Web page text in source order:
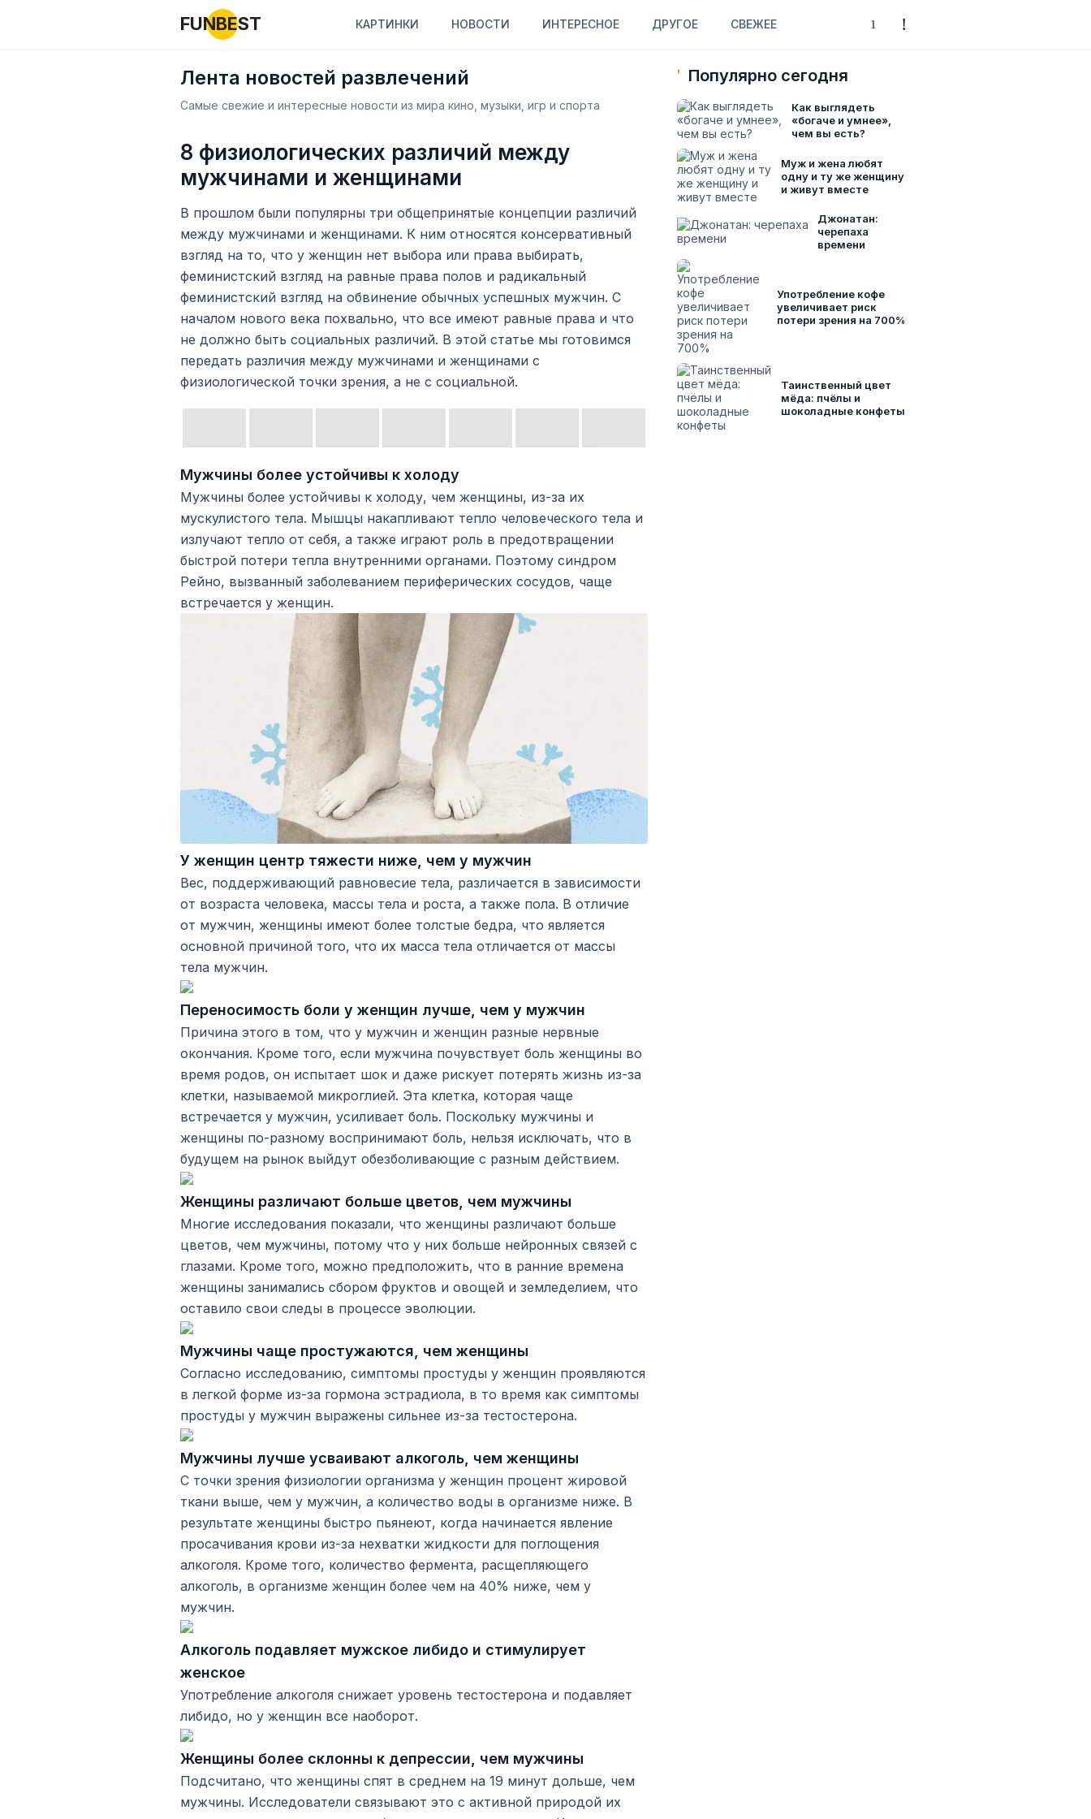
FUNBEST КАРТИНКИ НОВОСТИ ИНТЕРЕСНОЕ ДРУГОЕ СВЕЖЕЕ
Лента новостей развлечений
Самые свежие и интересные новости из мира кино, музыки, игр и спорта
8 физиологических различий между
мужчинами и женщинами
В прошлом были популярны три общепринятые концепции различий
между мужчинами и женщинами. К ним относятся консервативный
взгляд на то, что у женщин нет выбора или права выбирать,
феминистский взгляд на равные права полов и радикальный
феминистский взгляд на обвинение обычных успешных мужчин. С
началом нового века похвально, что все имеют равные права и что
не должно быть социальных различий. В этой статье мы готовимся
передать различия между мужчинами и женщинами с
физиологической точки зрения, а не с социальной.
Мужчины более устойчивы к холоду
Мужчины более устойчивы к холоду, чем женщины, из-за их
мускулистого тела. Мышцы накапливают тепло человеческого тела и
излучают тепло от себя, а также играют роль в предотвращении
быстрой потери тепла внутренними органами. Поэтому синдром
Рейно, вызванный заболеванием периферических сосудов, чаще
встречается у женщин.
У женщин центр тяжести ниже, чем у мужчин
Вес, поддерживающий равновесие тела, различается в зависимости
от возраста человека, массы тела и роста, а также пола. В отличие
от мужчин, женщины имеют более толстые бедра, что является
основной причиной того, что их масса тела отличается от массы
тела мужчин.
Переносимость боли у женщин лучше, чем у мужчин
Причина этого в том, что у мужчин и женщин разные нервные
окончания. Кроме того, если мужчина почувствует боль женщины во
время родов, он испытает шок и даже рискует потерять жизнь из-за
клетки, называемой микроглией. Эта клетка, которая чаще
встречается у мужчин, усиливает боль. Поскольку мужчины и
женщины по-разному воспринимают боль, нельзя исключать, что в
будущем на рынок выйдут обезболивающие с разным действием.
Женщины различают больше цветов, чем мужчины
Многие исследования показали, что женщины различают больше
цветов, чем мужчины, потому что у них больше нейронных связей с
глазами. Кроме того, можно предположить, что в ранние времена
женщины занимались сбором фруктов и овощей и земледелием, что
оставило свои следы в процессе эволюции.
Мужчины чаще простужаются, чем женщины
Согласно исследованию, симптомы простуды у женщин проявляются
в легкой форме из-за гормона эстрадиола, в то время как симптомы
простуды у мужчин выражены сильнее из-за тестостерона.
Мужчины лучше усваивают алкоголь, чем женщины
С точки зрения физиологии организма у женщин процент жировой
ткани выше, чем у мужчин, а количество воды в организме ниже. В
результате женщины быстро пьянеют, когда начинается явление
просачивания крови из-за нехватки жидкости для поглощения
алкоголя. Кроме того, количество фермента, расщепляющего
алкоголь, в организме женщин более чем на 40% ниже, чем у
мужчин.
Алкоголь подавляет мужское либидо и стимулирует
женское
Употребление алкоголя снижает уровень тестостерона и подавляет
либидо, но у женщин все наоборот.
Женщины более склонны к депрессии, чем мужчины
Подсчитано, что женщины спят в среднем на 19 минут дольше, чем
мужчины. Исследователи связывают это с активной природой их
Популярно сегодня
Как выглядеть
«богаче и умнее»,
чем вы есть?
Муж и жена любят
одну и ту же женщину
и живут вместе
Джонатан:
черепаха
времени
Употребление кофе
увеличивает риск
потери зрения на 700%
Таинственный цвет
мёда: пчёлы и
шоколадные конфеты